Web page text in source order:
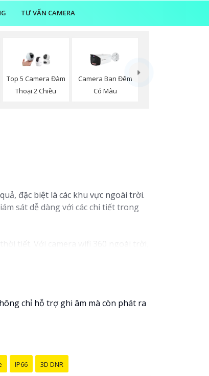
TƯ VẤN CAMERA
Top 5 Camera Đàm
Thoại 2 Chiều
Camera Ban Đêm
Có Màu
đặc biệt là các khu vực ngoài trời.
sát dễ dàng với các chi tiết trong
tiết. ️Với camera wifi 360 ngoài trời,
chỉ hỗ trợ ghi âm mà còn phát ra
IP66 3D DNR